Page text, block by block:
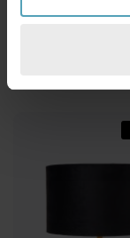
LUCIDE